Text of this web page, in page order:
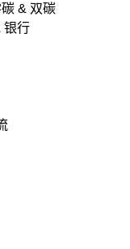
& 双碳
行